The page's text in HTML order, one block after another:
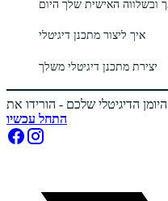
ובשלווה האישית שלך היום
איך ליצור מתכנן דיגיטלי
יצירת מתכנן דיגיטלי משלך
התחל עכשיו